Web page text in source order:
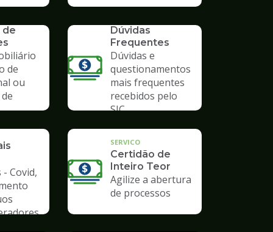
de
de
ou
Dúvidas
Frequentes
Dúvidas e
questionamentos
mais frequentes
recebidos pelo
SIC
Covid,
SERVICO
Certidão de
Inteiro Teor
Agilize a abertura
de processos